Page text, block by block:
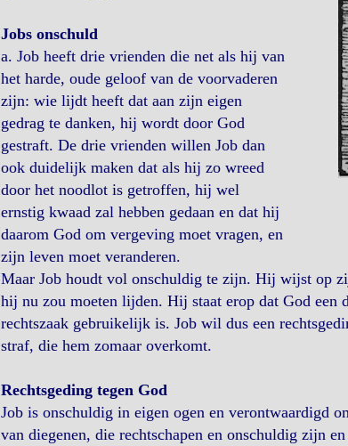
Jobs onschuld
a. Job heeft drie vrienden die net als hij van
het harde, oude geloof van de voorvaderen
zijn: wie lijdt heeft dat aan zijn eigen
gedrag te danken, hij wordt door God
gestraft. De drie vrienden willen Job dan
ook duidelijk maken dat als hij zo wreed
door het noodlot is getroffen, hij wel
ernstig kwaad zal hebben gedaan en dat hij
daarom God om vergeving moet vragen, en
zijn leven moet veranderen.
Maar Job houdt vol onschuldig te zijn. Hij wijst op
hij nu zou moeten lijden. Hij staat erop dat God
rechtszaak gebruikelijk is. Job wil dus een
straf, die hem zomaar overkomt.
Rechtsgeding tegen God
Job is onschuldig in eigen ogen en verontwaardigd
van diegenen, die rechtschapen en onschuldig zijn